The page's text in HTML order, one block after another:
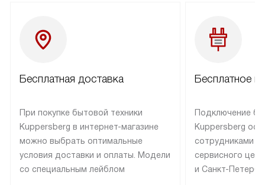
Бесплатная доставка
При покупке бытовой техники
Kuppersberg в интернет-магазине
можно выбрать оптимальные
условия доставки и оплаты. Модели
со специальным лейблом
Бесплатное
Подключение
Kuppersberg
сотрудниками
сервисного
и Санкт-